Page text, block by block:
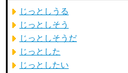
じっとしうる
じっとしそう
じっとしそうだ
じっとした
じっとしたい